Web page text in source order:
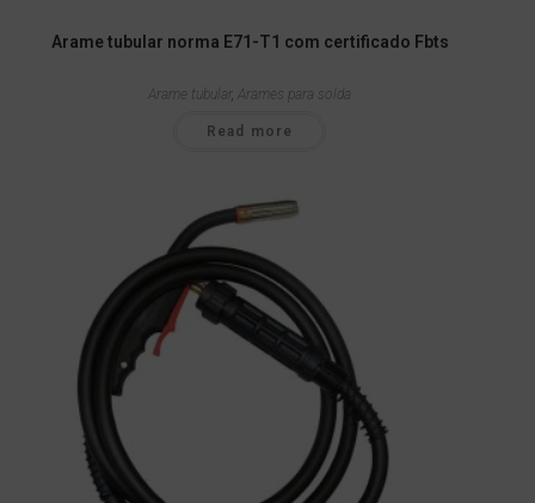
Arame tubular norma E71-T1 com certificado Fbts
Arame tubular, Arames para solda
Read more